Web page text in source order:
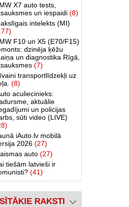
X7 auto tests,
un iespaidi (8)
intelekts (MI)
F10 un X5 (E70/F15)
dzinēja ķēžu
un diagnostika Rīgā,
(7)
transportlīdzekļi uz
(8)
aculiecinieks:
aktuālie
un policijas
sūti video (LIVE)
iAuto.lv mobilā
2026 (27)
auto (27)
tiešām latvieši ir
(41)
RAKSTI